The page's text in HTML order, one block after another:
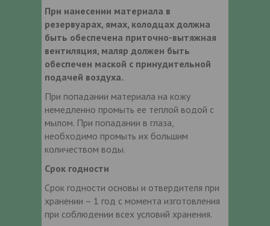
При нанесении материала в
резервуарах, ямах, колодцах должна
быть обеспечена приточно-вытяжная
вентиляция, маляр должен быть
обеспечен маской с принудительной
подачей воздуха.
При попадании материала на кожу
немедленно промыть ее теплой водой с
мылом. При попадании в глаза,
необходимо промыть их большим
количеством воды.
Срок годности
Срок годности основы и отвердителя при
хранении – 1 год с момента изготовления
при соблюдении всех условий хранения.